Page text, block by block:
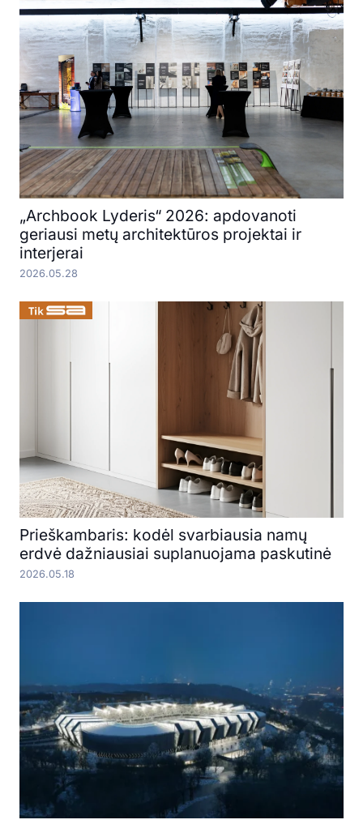
„Archbook Lyderis“ 2026: apdovanoti
geriausi metų architektūros projektai ir
interjerai
2026.05.28
Prieškambaris: kodėl svarbiausia namų
erdvė dažniausiai suplanuojama paskutinė
2026.05.18